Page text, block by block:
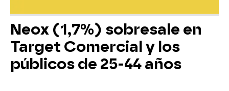
Neox (1,7%) sobresale en
Target Comercial y los
públicos de 25-44 años